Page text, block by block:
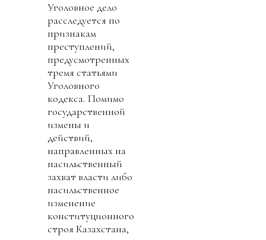
Уголовное дело
расследуется по
признакам
преступлений,
предусмотренных
тремя статьями
Уголовного
кодекса. Помимо
государственной
измены и
действий,
направленных на
насильственный
захват власти либо
насильственное
изменение
конституционного
строя Казахстана,